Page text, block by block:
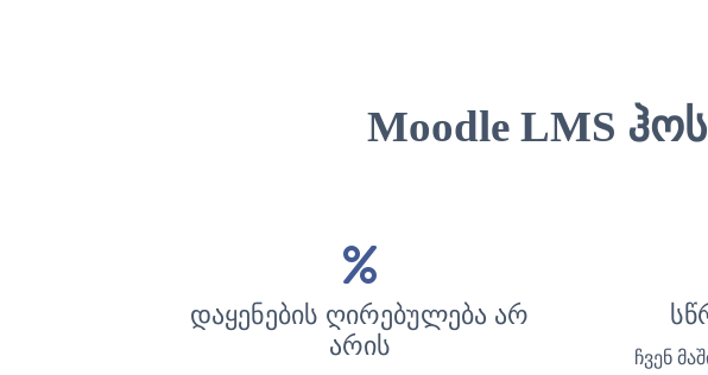
Moodle LMS
დაყენების ღირებულება არ
არის
ჩვენ